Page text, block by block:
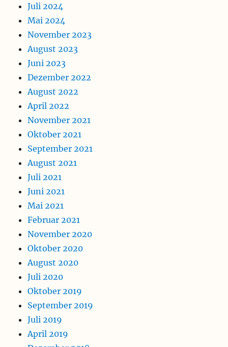
Juli 2024
Mai 2024
November 2023
August 2023
Juni 2023
Dezember 2022
August 2022
April 2022
November 2021
Oktober 2021
September 2021
August 2021
Juli 2021
Juni 2021
Mai 2021
Februar 2021
November 2020
Oktober 2020
August 2020
Juli 2020
Oktober 2019
September 2019
Juli 2019
April 2019